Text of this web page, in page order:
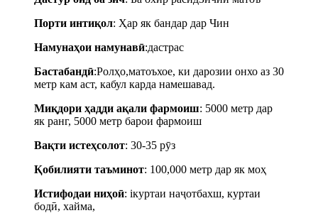
Порти интиқол: Ҳар як бандар дар Чин
Намунаҳои намунавӣ:дастрас
Бастабандӣ:Ролҳо,матоъхое, ки дарозии онхо аз 30
метр кам аст, кабул карда намешавад.
Миқдори ҳадди ақали фармоиш: 5000 метр дар
як ранг, 5000 метр барои фармоиш
Вақти истеҳсолот: 30-35 рӯз
Қобилияти таъминот: 100,000 метр дар як моҳ
Истифодаи ниҳоӣ: iкуртаи наҷотбахш, куртаи
бодӣ, хайма,